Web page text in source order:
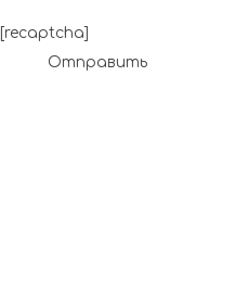
[recaptcha]